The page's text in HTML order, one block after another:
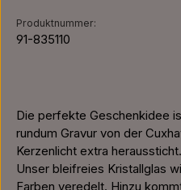
Produktnummer:
91-835110
Die perfekte Geschenkidee
rundum Gravur von der
Kerzenlicht extra heraussticht.
Unser bleifreies Kristallglas
Farben veredelt. Hinzu